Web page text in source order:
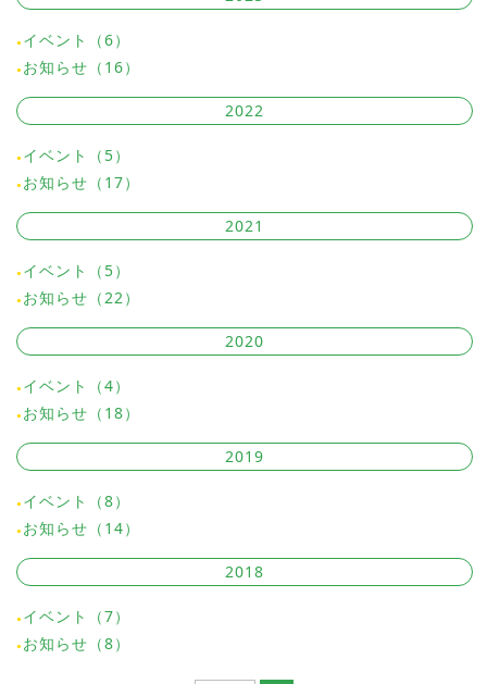
イベント（6）
お知らせ（16）
2022
イベント（5）
お知らせ（17）
2021
イベント（5）
お知らせ（22）
2020
イベント（4）
お知らせ（18）
2019
イベント（8）
お知らせ（14）
2018
イベント（7）
お知らせ（8）